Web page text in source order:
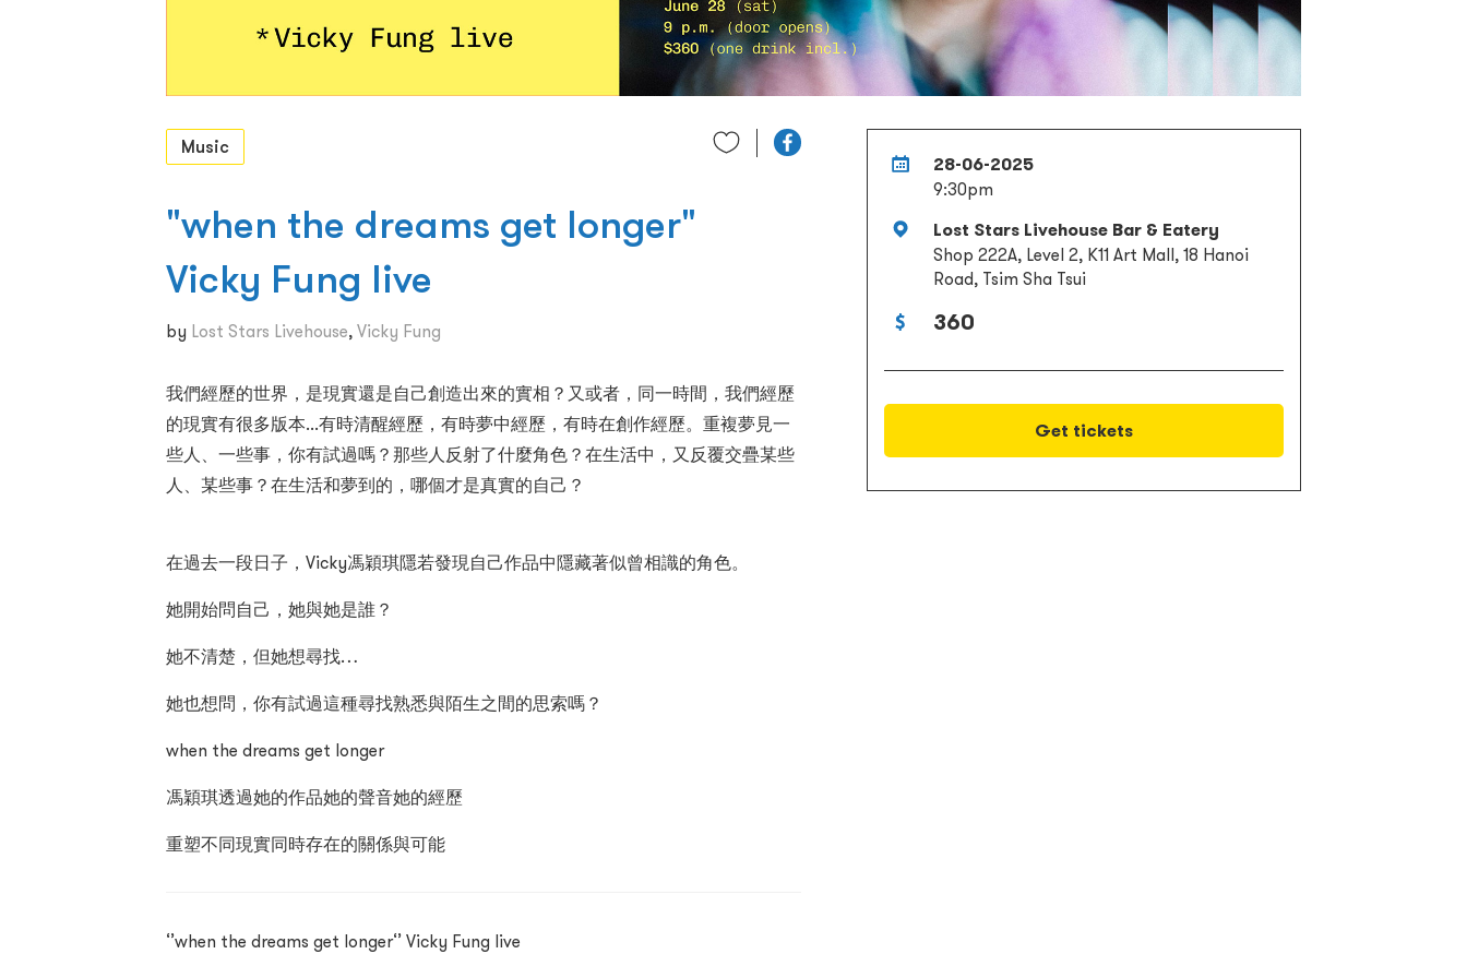
28-06-2025
9:30pm
Lost Stars Livehouse Bar & Eatery
Shop 222A, Level 2, K11 Art Mall, 18 Hanoi
Road, Tsim Sha Tsui
360
Get tickets
Music
"when the dreams get longer"
Vicky Fung live
by Lost Stars Livehouse, Vicky Fung
我們經歷的世界，是現實還是自己創造出來的實相？又或者，同一時間，我們經歷
的現實有很多版本...有時清醒經歷，有時夢中經歷，有時在創作經歷。重複夢見一
些人、一些事，你有試過嗎？那些人反射了什麼角色？在生活中，又反覆交疊某些
人、某些事？在生活和夢到的，哪個才是真實的自己？
在過去一段日子，Vicky馮穎琪隱若發現自己作品中隱藏著似曾相識的角色。
她開始問自己，她與她是誰？
她不清楚，但她想尋找…
她也想問，你有試過這種尋找熟悉與陌生之間的思索嗎？
when the dreams get longer
馮穎琪透過她的作品她的聲音她的經歷
重塑不同現實同時存在的關係與可能
‘’when the dreams get longer‘’ Vicky Fung live